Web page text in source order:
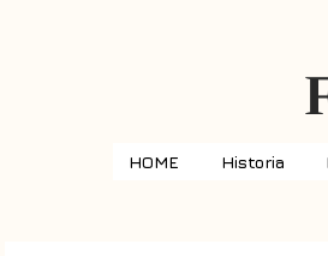
HOME Historia